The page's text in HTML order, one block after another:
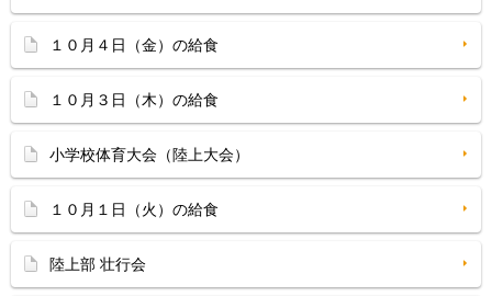
１０月４日（金）の給食
１０月３日（木）の給食
小学校体育大会（陸上大会）
１０月１日（火）の給食
陸上部 壮行会